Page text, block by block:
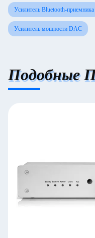
Усилитель Bluetooth-приемника
Усилитель мощности DAC
Подобные